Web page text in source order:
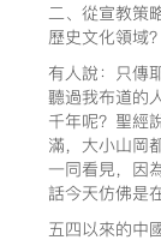
二、從宣教策
歷史文化領域？
有人說：只傳
聽過我布道的
千年呢？聖經
滿，大小山岡
一同看見，因
話今天仿佛是
五四以來的中